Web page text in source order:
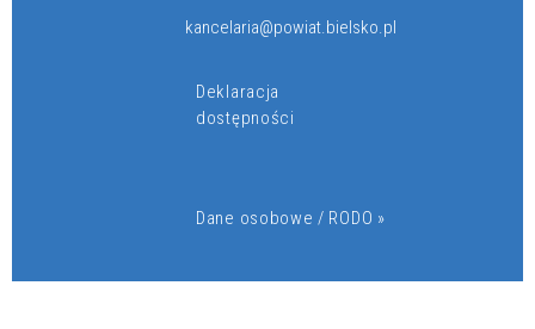
kancelaria@powiat.bielsko.pl
Deklaracja
dostępności
Dane osobowe / RODO »